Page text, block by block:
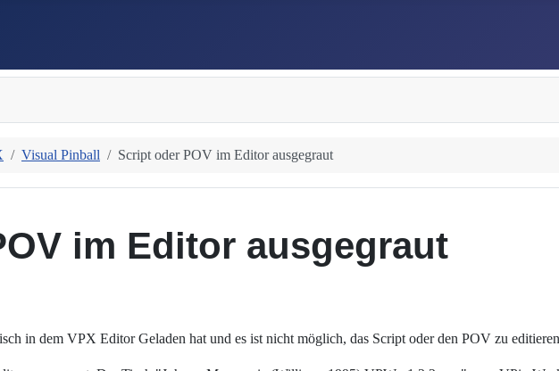
Visual Pinball Script oder POV im Editor ausgegraut
im Editor ausgegraut
in dem VPX Editor Geladen hat und es ist nicht möglich, das Script oder den POV zu